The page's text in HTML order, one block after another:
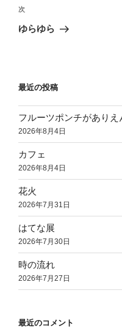
ビ
ゲ
ン
投
稿
次
の
次
ゆらゆら
最近の投稿
フルーツポンチがありえ
2026年8月4日
カフェ
2026年8月4日
花火
2026年7月31日
はてな展
2026年7月30日
時の流れ
2026年7月27日
最近のコメント